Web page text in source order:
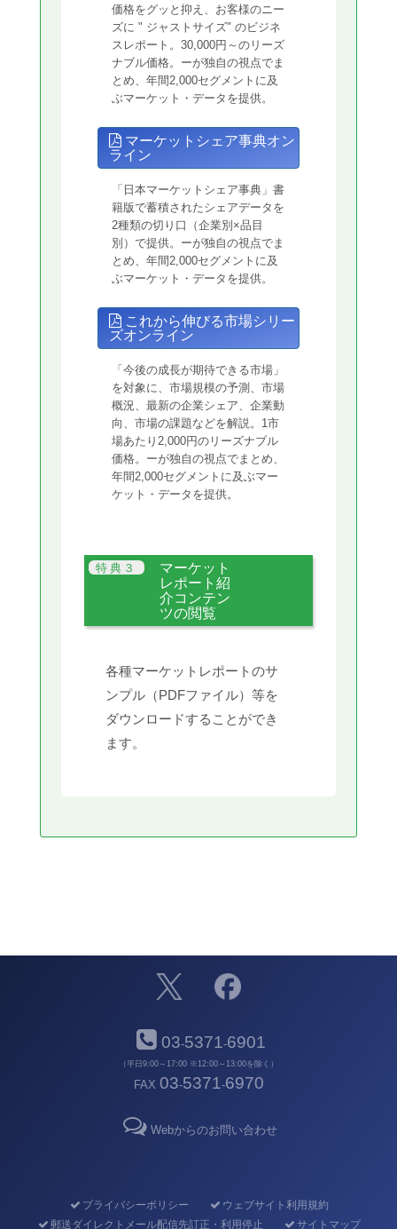
価格をグッと抑え、お客様のニー
ズに " ジャストサイズ" のビジネ
スレポート。30,000円～のリーズ
ナブル価格。ーが独自の視点でま
とめ、年間2,000セグメントに及
ぶマーケット・データを提供。
マーケットシェア事典オン
ライン
「日本マーケットシェア事典」書
籍版で蓄積されたシェアデータを
2種類の切り口（企業別×品目
別）で提供。ーが独自の視点でま
とめ、年間2,000セグメントに及
ぶマーケット・データを提供。
これから伸びる市場シリー
ズオンライン
「今後の成長が期待できる市場」
を対象に、市場規模の予測、市場
概況、最新の企業シェア、企業動
向、市場の課題などを解説。1市
場あたり2,000円のリーズナブル
価格。ーが独自の視点でまとめ、
年間2,000セグメントに及ぶマー
ケット・データを提供。
マーケット
レポート紹
介コンテン
ツの閲覧
各種マーケットレポートのサ
ンプル（PDFファイル）等を
ダウンロードすることができ
ます。
03-5371-6901
（平日9:00～17:00 ※12:00～13:00を除く）
FAX 03-5371-6970
Webからのお問い合わせ
プライバシーポリシー
ウェブサイト利用規約
郵送ダイレクトメール配信先訂正・利用停止
サイトマップ